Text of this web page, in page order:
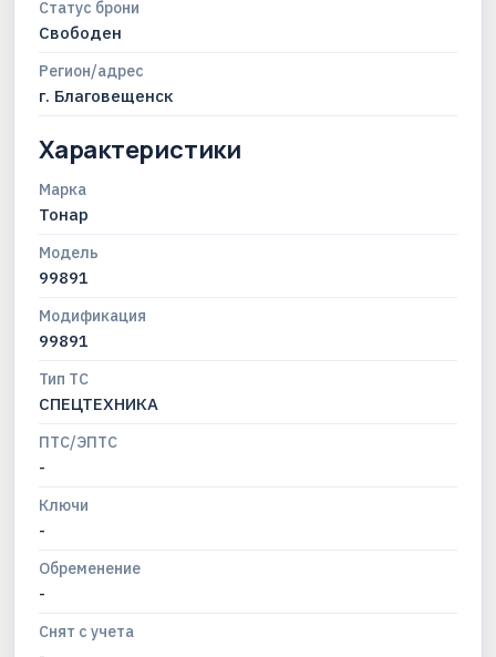
Статус брони
Свободен
Регион/адрес
г. Благовещенск
Характеристики
Марка
Тонар
Модель
99891
Модификация
99891
Тип ТС
СПЕЦТЕХНИКА
ПТС/ЭПТС
-
Ключи
-
Обременение
-
Снят с учета